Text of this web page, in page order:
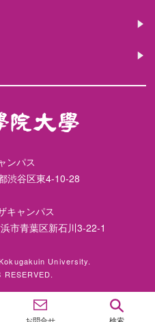
ンパス
渋谷区東4-10-28
キャンパス
市青葉区新石川3-22-1
University.